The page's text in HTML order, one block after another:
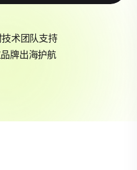
术团队支持
牌出海护航